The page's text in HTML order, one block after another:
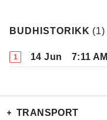
BUDHISTORIKK (1)
1 14 Jun 7:11 AM
TRANSPORT